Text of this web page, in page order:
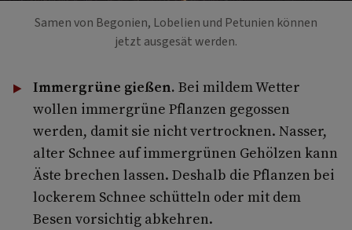
Samen von Begonien, Lobelien und Petunien können
jetzt ausgesät werden.
Immergrüne gießen. Bei mildem Wetter
wollen immergrüne Pflanzen gegossen
werden, damit sie nicht vertrocknen. Nasser,
alter Schnee auf immergrünen Gehölzen kann
Äste brechen lassen. Deshalb die Pflanzen bei
lockerem Schnee schütteln oder mit dem
Besen vorsichtig abkehren.